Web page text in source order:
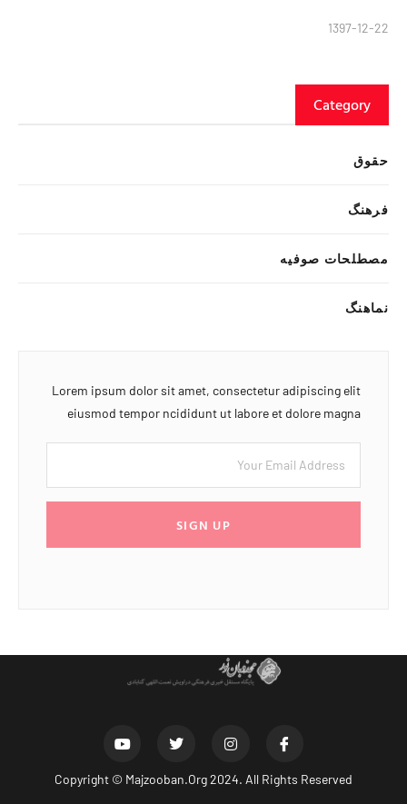
1397-12-22
Category
حقوق
فرهنگ
مصطلحات صوفیه
نماهنگ
Lorem ipsum dolor sit amet, consectetur adipiscing elit
eiusmod tempor ncididunt ut labore et dolore magna
SIGN UP
Copyright © Majzooban.Org2024. All Rights Reserved